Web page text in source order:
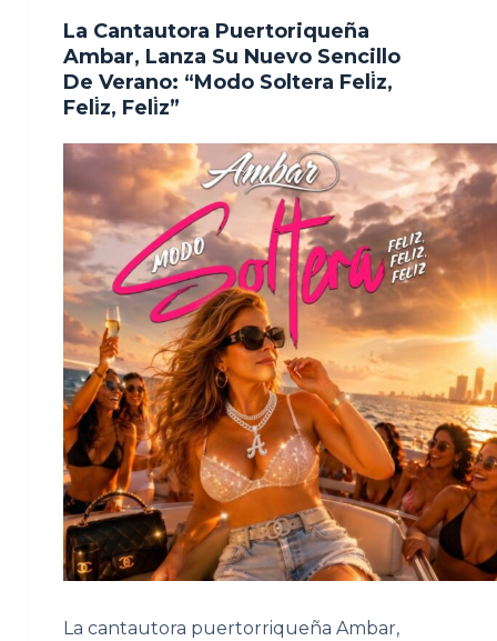
La Cantautora Puertoriqueña
Ambar, Lanza Su Nuevo Sencillo
De Verano: “Modo Soltera Feli̇z,
Feli̇z, Feli̇z”
La cantautora puertorriqueña Ambar,